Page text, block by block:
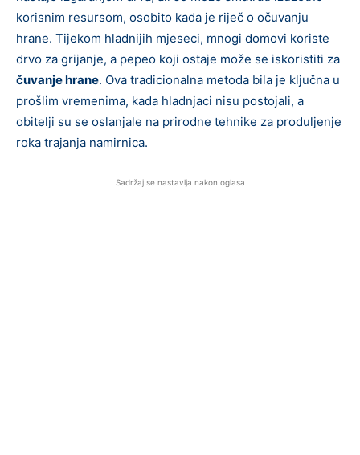
korisnim resursom, osobito kada je riječ o očuvanju
hrane. Tijekom hladnijih mjeseci, mnogi domovi koriste
drvo za grijanje, a pepeo koji ostaje može se iskoristiti za
čuvanje hrane. Ova tradicionalna metoda bila je ključna u
prošlim vremenima, kada hladnjaci nisu postojali, a
obitelji su se oslanjale na prirodne tehnike za produljenje
roka trajanja namirnica.
Sadržaj se nastavlja nakon oglasa